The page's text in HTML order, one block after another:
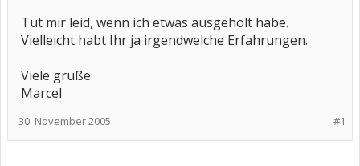
Tut mir leid, wenn ich etwas ausgeholt habe.
Vielleicht habt Ihr ja irgendwelche Erfahrungen.
Viele grüße
Marcel
#1
30. November 2005